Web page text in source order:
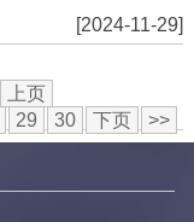
[2024-11-29]
上页
29 30 下页 >>